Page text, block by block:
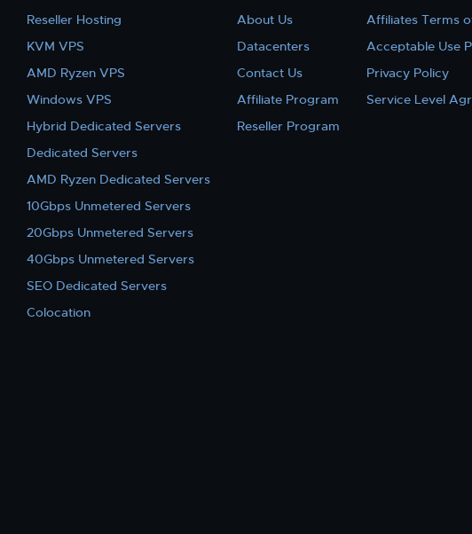
Reseller Hosting
KVM VPS
AMD Ryzen VPS
Windows VPS
Hybrid Dedicated Servers
Dedicated Servers
AMD Ryzen Dedicated Servers
10Gbps Unmetered Servers
20Gbps Unmetered Servers
40Gbps Unmetered Servers
SEO Dedicated Servers
Colocation
About Us
Datacenters
Contact Us
Affiliate Program
Reseller Program
Affiliates Terms
Acceptable Use
Privacy Policy
Service Level